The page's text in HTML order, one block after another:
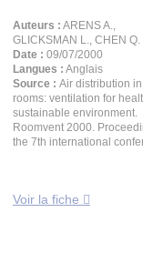
Auteurs : ARENS A.,
GLICKSMAN L., CHEN Q.
Date : 09/07/2000
Langues : Anglais
Source : Air distribution in
rooms: ventilation for
sustainable environment.
Roomvent 2000.
the 7th international
Voir la fiche